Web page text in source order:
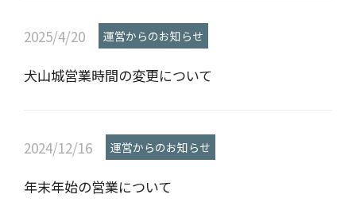
2025/4/20 運営からのお知らせ
犬山城営業時間の変更について
2024/12/16 運営からのお知らせ
年末年始の営業について